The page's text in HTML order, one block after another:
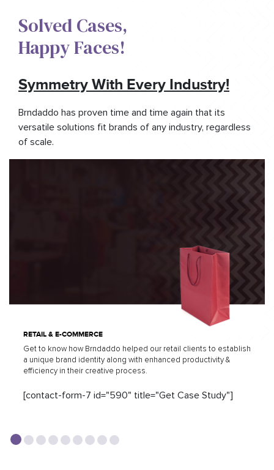
Solved Cases,​
Happy Faces!​
Symmetry With Every Industry!
Brndaddo has proven time and time again that its
versatile solutions fit brands of any industry, regardless
of scale.
RETAIL & E-COMMERCE
Get to know how Brndaddo helped our retail clients to establish
a unique brand identity along with enhanced productivity &
efficiency in their creative process.
[contact-form-7 id="590" title="Get Case Study"]